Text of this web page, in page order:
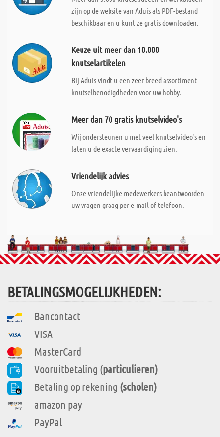
zijn op de website van Aduis als PDF-bestand
beschikbaar en u kunt ze gratis downloaden.
Keuze uit meer dan 10.000
knutselartikelen
Bij Aduis vindt u een zeer breed assortiment
knutselbenodigdheden voor uw hobby.
Meer dan 70 gratis knutselvideo's
Wij ondersteunen u met veel knutselvideo's en
laten u de exacte vervaardiging zien.
Vriendelijk advies
Onze vriendelijke medewerkers beantwoorden
uw vragen graag per e-mail of telefoon.
BETALINGSMOGELIJKHEDEN:
Bancontact
VISA
MasterCard
Vooruitbetaling (particulieren)
Betaling op rekening (scholen)
amazon pay
PayPal